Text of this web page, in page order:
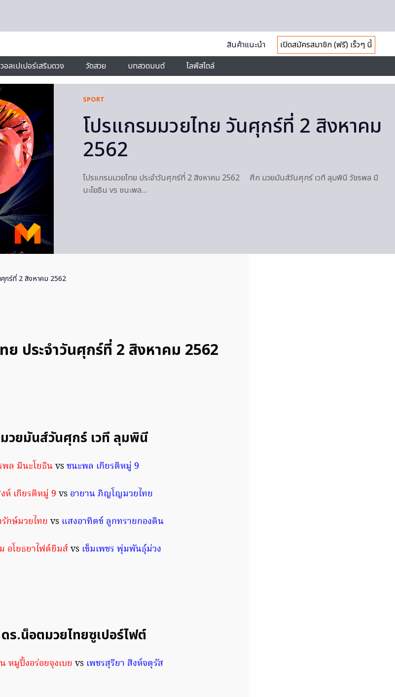
สินค้าแนะนำ
เปิดสมัครสมาชิก (ฟรี) เร็วๆ นี้
วอลเปเปอร์เสริมดวง วัดสวย บทสวดมนต์ ไลฟ์สไตล์
SPORT
โปรแกรมมวยไทย วันศุกร์ที่ 2 สิงหาคม
2562
โปรแกรมมวยไทย ประจำวันศุกร์ที่ 2 สิงหาคม 2562 ศึก มวยมันส์วันศุกร์ เวที ลุมพินี วัชรพล มี
นะโยธิน vs ชนะพล…
กร์ที่ 2 สิงหาคม 2562
ย ประจำวันศุกร์ที่ 2 สิงหาคม 2562
วยมันส์วันศุกร์ เวที ลุมพินี
พล มีนะโยธินvsชนะพล เกียรติหมู่ 9
ห์ เกียรติหมู่ 9 vs อายาน ภิญโญมวยไทย
รักษ์มวยไทย vs แสงอาทิตข์ ลูกทรายกองดิน
อโยธยาไฟต์ยิมส์vs เข็มเพชร พุ่มพันธ์ุม่วง
ร.น็อตมวยไทยซูเปอร์ไฟต์
หมูปิ้งอร่อยจุงเบย vs เพชรสุริยา สิงห์จตุรัส